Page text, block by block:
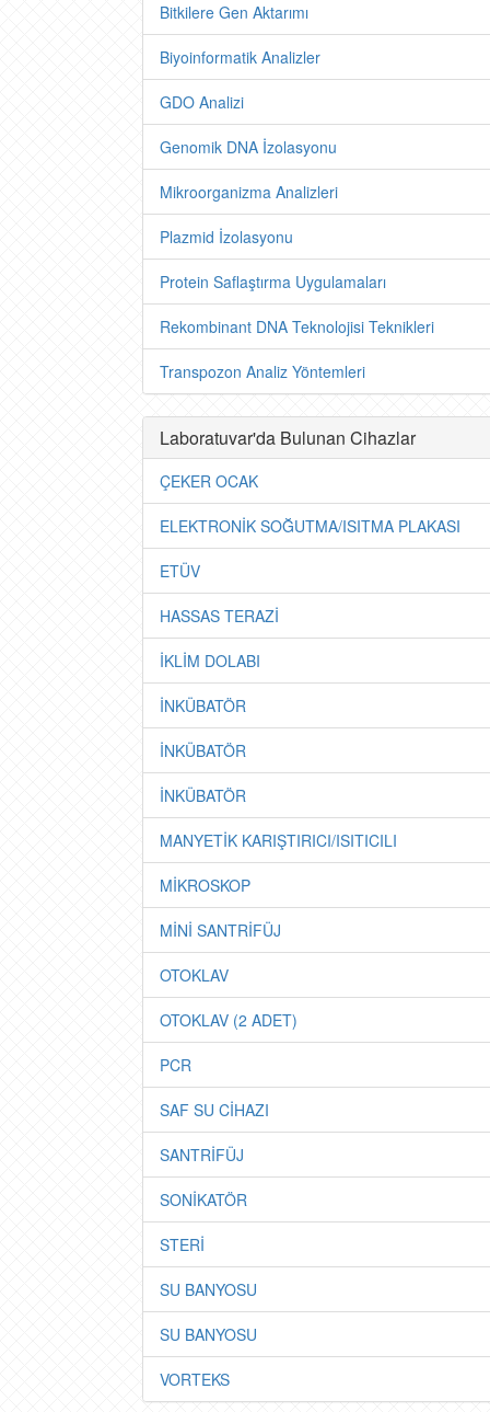
Bitkilere Gen Aktarımı
Biyoinformatik Analizler
GDO Analizi
Genomik DNA İzolasyonu
Mikroorganizma Analizleri
Plazmid İzolasyonu
Protein Saflaştırma Uygulamaları
Rekombinant DNA Teknolojisi Teknikleri
Transpozon Analiz Yöntemleri
Laboratuvar'da Bulunan Cihazlar
ÇEKER OCAK
ELEKTRONİK SOĞUTMA/ISITMA PLAKASI
ETÜV
HASSAS TERAZİ
İKLİM DOLABI
İNKÜBATÖR
İNKÜBATÖR
İNKÜBATÖR
MANYETİK KARIŞTIRICI/ISITICILI
MİKROSKOP
MİNİ SANTRİFÜJ
OTOKLAV
OTOKLAV (2 ADET)
PCR
SAF SU CİHAZI
SANTRİFÜJ
SONİKATÖR
STERİ
SU BANYOSU
SU BANYOSU
VORTEKS